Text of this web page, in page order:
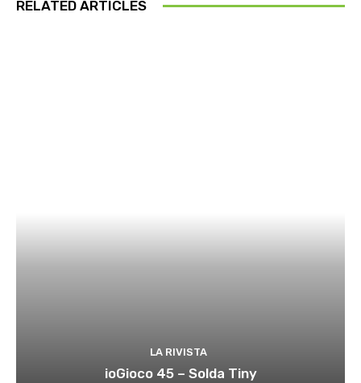
RELATED ARTICLES
LA RIVISTA
ioGioco 45 – Solda Tiny